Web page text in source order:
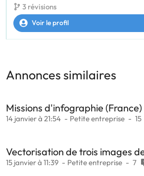
3 révisions
Voir le profil
Annonces similaires
Missions d'infographie (France)
14 janvier à 21:54 Petite entreprise 15
Vectorisation de trois images
15 janvier à 11:39 Petite entreprise 7